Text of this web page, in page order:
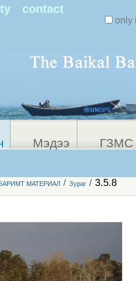
contact
only
Мэдээ ГЗМС
МАТЕРИАЛ / Зураг / 3.5.8